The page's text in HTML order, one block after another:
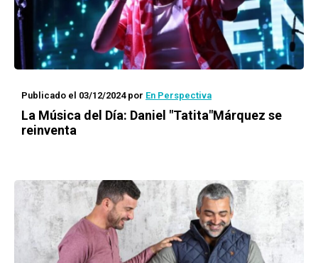
Publicado el 03/12/2024por En Perspectiva
La Música del Día: Daniel "Tatita"Márquez se
reinventa